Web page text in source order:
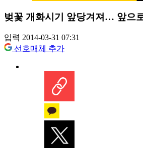
벚꽃 개화시기 앞당겨져… 앞으
입력 2014-03-31 07:31
선호매체 추가